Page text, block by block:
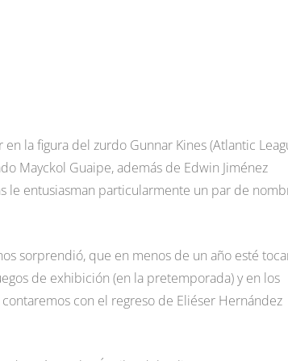
la figura del zurdo Gunnar Kines (Atlantic
Mayckol Guaipe, además de Edwin Jiménez
le entusiasman particularmente un par de
sorprendió, que en menos de un año esté
de exhibición (en la pretemporada) y en los
con el regreso de Eliéser Hernández